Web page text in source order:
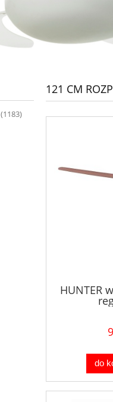
(1183)
121 CM
HUNTER
do